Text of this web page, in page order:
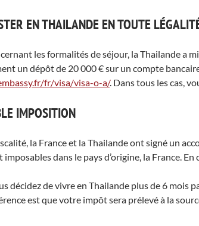
EN THAILANDE EN TOUTE
les formalités de séjour, la Thailande a
un dépôt de 20 000 € sur un compte
fr/visa/visa-o-a/. Dans tous les cas,
IMPOSITION
la France et la Thailande ont signé un
dans le pays d’origine, la France.
décidez de vivre en Thailande plus de 6
est que votre impôt sera prélevé à la